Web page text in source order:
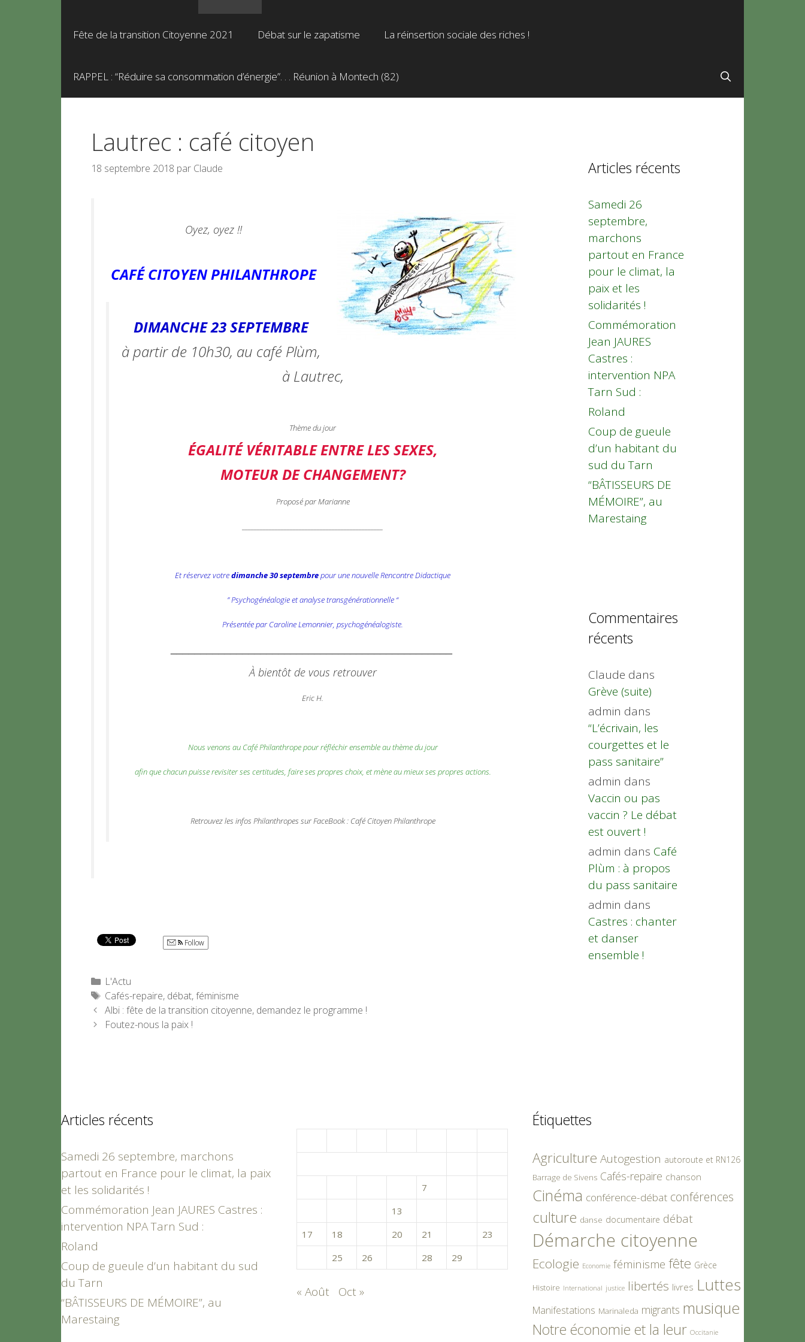
Fête de la transition Citoyenne 2021 Débat sur le zapatisme La réinsertion sociale des riches !
RAPPEL : “Réduire sa consommation d’énergie”. . . Réunion à Montech (82)
Lautrec : café citoyen
18 septembre 2018 par Claude
Oyez, oyez !!
CAFÉ CITOYEN PHILANTHROPE
DIMANCHE 23 SEPTEMBRE
à partir de 10h30, au café Plùm,
à Lautrec,
Thème du jour
ÉGALITÉ VÉRITABLE ENTRE LES SEXES,
MOTEUR DE CHANGEMENT?
Proposé par Marianne
Et réservez votredimanche 30 septembrepour une nouvelle Rencontre Didactique
” Psychogénéalogie et analyse transgénérationnelle “
Présentée par Caroline Lemonnier, psychogénéalogiste.
À bientôt de vous retrouver
Eric H.
Nous venons au Café Philanthrope pour réfléchir ensemble au thème du jour
afin que chacun puisse revisiter ses certitudes, faire ses propres choix, et mène au mieux ses propres actions.
Retrouvez les infos Philanthropes sur FaceBook : Café Citoyen Philanthrope
Follow
Catégories
L'Actu
Étiquettes
Cafés-repaire, débat,féminisme
Albi : fête de la transition citoyenne, demandez le programme !
Foutez-nous la paix !
Articles récents
Samedi 26
septembre,
marchons
partout en France
pour le climat, la
paix et les
solidarités !
Commémoration
Jean JAURES
Castres :
intervention NPA
Tarn Sud :
Roland
Coup de gueule
d’un habitant du
sud du Tarn
“BÂTISSEURS DE
MÉMOIRE”, au
Marestaing
Commentaires
récents
Claude dans
Grève (suite)
admin dans
“L’écrivain, les
courgettes et le
pass sanitaire”
admin dans
Vaccin ou pas
vaccin ? Le débat
est ouvert !
admin dans Café
Plùm : à propos
du pass sanitaire
admin dans
Castres : chanter
et danser
ensemble !
Articles récents
Samedi 26 septembre, marchons
partout en France pour le climat, la paix
et les solidarités !
Commémoration Jean JAURES Castres :
intervention NPA Tarn Sud :
Roland
Coup de gueule d’un habitant du sud
du Tarn
“BÂTISSEURS DE MÉMOIRE”, au
Marestaing
7
13
17
18 20 21
23
25 26 28 29
« Août Oct »
Étiquettes
Agriculture Autogestion autoroute et RN126
Barrage de Sivens Cafés-repaire chanson
Cinéma conférence-débat conférences
culture danse documentaire débat
Démarche citoyenne
Ecologie Economie féminisme fête Grèce
Histoire International justice libertés livres Luttes
Manifestations Marinaleda migrants musique
Notre économie et la leur Occitanie